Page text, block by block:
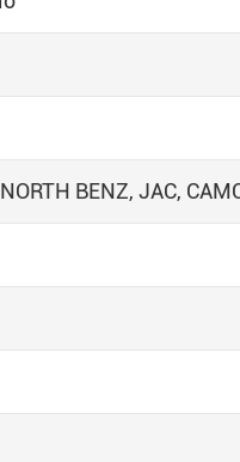
BENZ, JAC,